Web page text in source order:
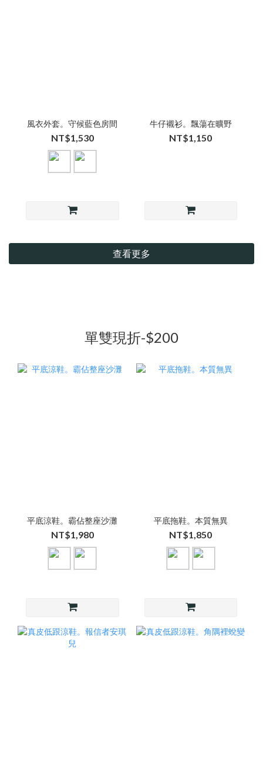
風衣外套。守候藍色房間
NT$1,530
牛仔襯衫。飄蕩在曠野
NT$1,150
查看更多
單雙現折-$200
平底涼鞋。霸佔整座沙灘
NT$1,980
平底拖鞋。本質無異
NT$1,850